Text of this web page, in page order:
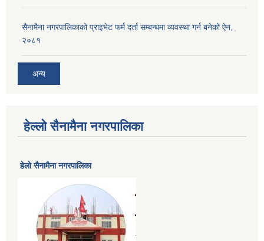
सैनामैना नगरपालिकाको प्राइभेट फर्म दर्ता सम्बन्धमा व्यवस्था गर्न बनेको ऐन,
२०८१
अन्य
हेल्लो सैनामैना नगरपालिका
हेलाे सैनामैना नगरपालिका